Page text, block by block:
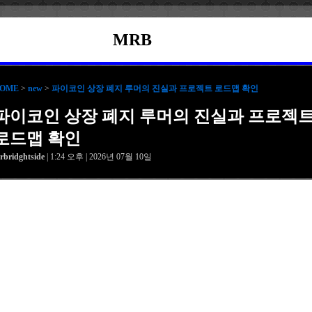
MRB
> new > 파이코인 상장 폐지 루머의 진실과 프로젝트 로드맵 확인
이코인 상장 폐지 루머의 진실과 프로젝
드맵 확인
| 1:24 오후 | 2026년 07월 10일